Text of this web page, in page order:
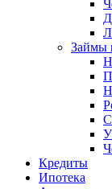
Займы
Кредиты
Ипотека